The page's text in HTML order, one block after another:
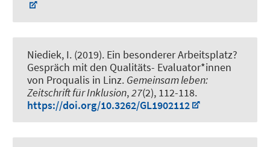
Niediek, I. (2019). Ein besonderer Arbeitsplatz?
Gespräch mit den Qualitäts- Evaluator*innen
von Proqualis in Linz. Gemeinsam leben:
Zeitschrift für Inklusion,27(2), 112-118.
https://doi.org/10.3262/GL1902112